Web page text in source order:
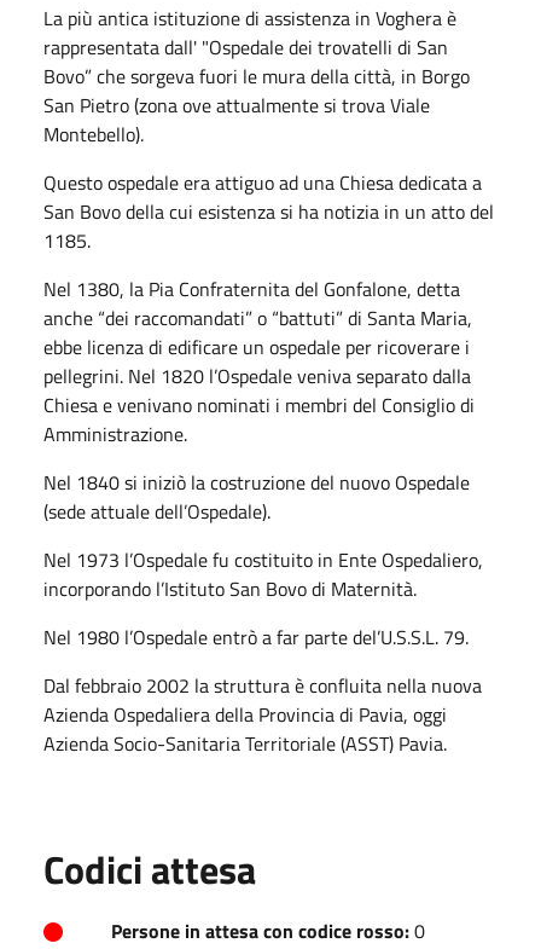
La più antica istituzione di assistenza in Voghera è
rappresentata dall' "Ospedale dei trovatelli di San
Bovo” che sorgeva fuori le mura della città, in Borgo
San Pietro (zona ove attualmente si trova Viale
Montebello).
Questo ospedale era attiguo ad una Chiesa dedicata a
San Bovo della cui esistenza si ha notizia in un atto del
1185.
Nel 1380, la Pia Confraternita del Gonfalone, detta
anche “dei raccomandati” o “battuti” di Santa Maria,
ebbe licenza di edificare un ospedale per ricoverare i
pellegrini. Nel 1820 l’Ospedale veniva separato dalla
Chiesa e venivano nominati i membri del Consiglio di
Amministrazione.
Nel 1840 si iniziò la costruzione del nuovo Ospedale
(sede attuale dell’Ospedale).
Nel 1973 l’Ospedale fu costituito in Ente Ospedaliero,
incorporando l’Istituto San Bovo di Maternità.
Nel 1980 l’Ospedale entrò a far parte del’U.S.S.L. 79.
Dal febbraio 2002 la struttura è confluita nella nuova
Azienda Ospedaliera della Provincia di Pavia, oggi
Azienda Socio-Sanitaria Territoriale (ASST) Pavia.
Codici attesa
Persone in attesa con codice rosso:0